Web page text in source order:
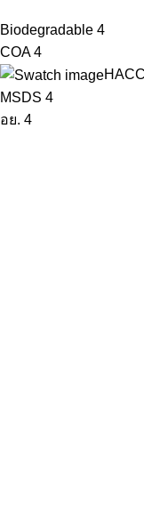
Biodegradable 4
COA 4
MSDS 4
อย. 4